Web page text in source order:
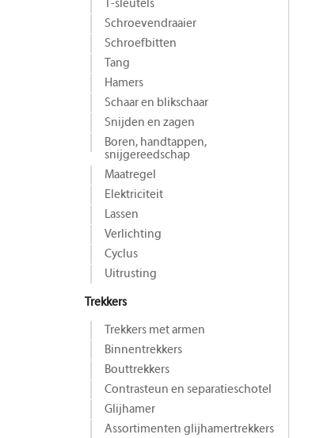
T-sleutels
Schroevendraaier
Schroefbitten
Tang
Hamers
Schaar en blikschaar
Snijden en zagen
Boren, handtappen,
snijgereedschap
Maat­regel
Elektriciteit
Lassen
Verlichting
Cyclus
Uitrusting
Trekkers
Trekkers met armen
Binnentrekkers
Bouttrekkers
Contrasteun en separatieschotel
Glijhamer
Assortimenten glijhamertrekkers